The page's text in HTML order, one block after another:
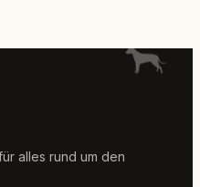
alles rund um den